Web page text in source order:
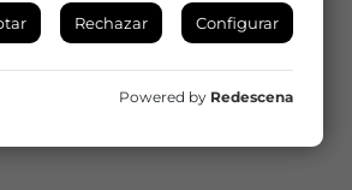
municipal contará con una
más IVA
Rechazar Configurar
Powered by Redescena